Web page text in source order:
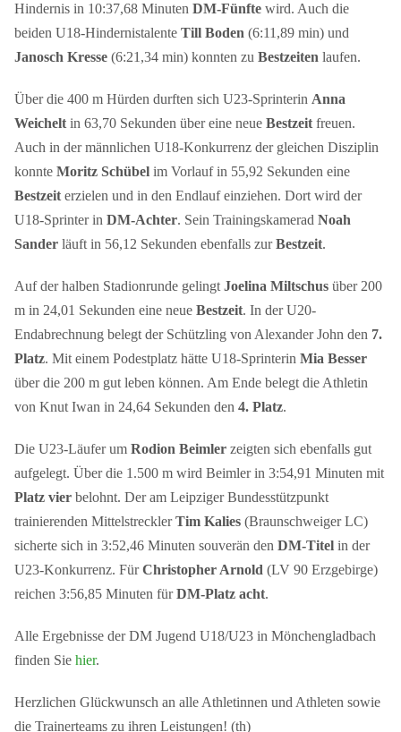
Hindernis in 10:37,68 Minuten DM-Fünfte wird. Auch die
beiden U18-Hindernistalente Till Boden (6:11,89 min) und
Janosch Kresse(6:21,34 min) konnten zu Bestzeiten laufen.
Über die 400 m Hürden durften sich U23-Sprinterin Anna
Weicheltin 63,70 Sekunden über eine neue Bestzeitfreuen.
Auch in der männlichen U18-Konkurrenz der gleichen Disziplin
konnte Moritz Schübelim Vorlauf in 55,92 Sekunden eine
Bestzeiterzielen und in den Endlauf einziehen. Dort wird der
U18-Sprinter in DM-Achter. Sein Trainingskamerad Noah
Sanderläuft in 56,12 Sekunden ebenfalls zurBestzeit.
Auf der halben Stadionrunde gelingt Joelina Miltschusüber 200
m in 24,01 Sekunden eine neue Bestzeit. In der U20-
Endabrechnung belegt der Schützling von Alexander John den 7.
Platz. Mit einem Podestplatz hätte U18-Sprinterin Mia Besser
über die 200 m gut leben können. Am Ende belegt die Athletin
von Knut Iwan in 24,64 Sekunden den 4. Platz.
Die U23-Läufer um Rodion Beimlerzeigten sich ebenfalls gut
aufgelegt. Über die 1.500 m wird Beimler in 3:54,91 Minuten mit
Platz vierbelohnt. Der am Leipziger Bundesstützpunkt
trainierenden MittelstrecklerTim Kalies(Braunschweiger LC)
sicherte sich in 3:52,46 Minuten souverän den DM-Titelin der
U23-Konkurrenz. FürChristopher Arnold (LV 90 Erzgebirge)
reichen 3:56,85 Minuten fürDM-Platz acht.
Alle Ergebnisse der DM Jugend U18/U23 in Mönchengladbach
finden Sie hier.
Herzlichen Glückwunsch an alle Athletinnen und Athleten sowie
die Trainerteams zu ihren Leistungen! (th)